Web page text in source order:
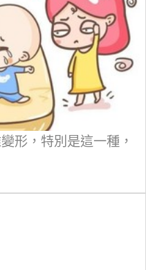
形，特別是這一種，